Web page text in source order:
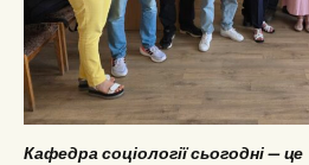
Кафедра соціології сьогодні — це